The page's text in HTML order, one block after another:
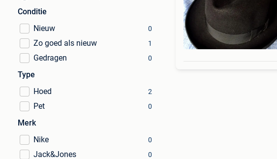
Conditie
Nieuw
0
Zo goed als nieuw 1
Gedragen 0
Type
Hoed
2
Pet 0
Merk
Nike
0
Jack&Jones 0